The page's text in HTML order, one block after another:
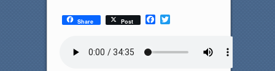
Share Post
F
T